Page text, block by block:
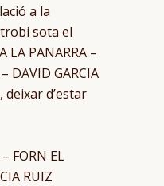
a la
sota el
LA PANARRA –
DAVID GARCIA
deixar d’estar
FORN EL
RUIZ